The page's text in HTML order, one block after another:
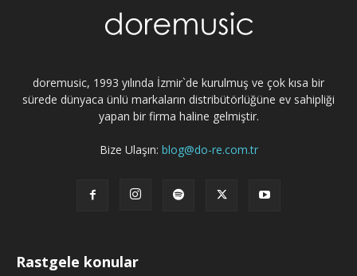
doremusic, 1993 yılında İzmir`de kurulmuş ve çok kısa bir
sürede dünyaca ünlü markaların distribütörlüğüne ev sahipliği
yapan bir firma haline gelmiştir.
Bize Ulaşın: blog@do-re.com.tr
Rastgele konular